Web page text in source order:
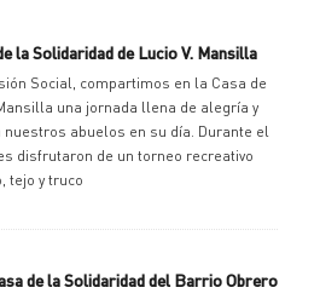
la Solidaridad de Lucio V. Mansilla
Social, compartimos en la Casa de
una jornada llena de alegría y
abuelos en su día. Durante el
disfrutaron de un torneo recreativo
tejo y truco
de la Solidaridad del Barrio Obrero